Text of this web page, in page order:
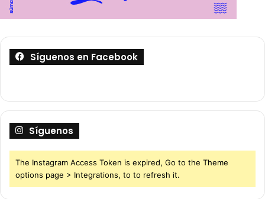
Síguenos en Facebook
Síguenos
The Instagram Access Token is expired, Go to the Theme
options page > Integrations, to to refresh it.